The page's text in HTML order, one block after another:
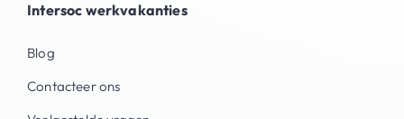
Intersoc werkvakanties
Blog
Contacteer ons